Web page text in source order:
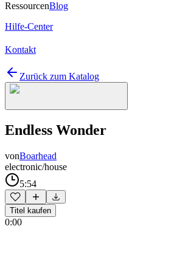
RessourcenBlog
Hilfe-Center
Kontakt
Zurück zum Katalog
Endless Wonder
vonBoarhead
electronic/house
5:54
Titel kaufen
0:00